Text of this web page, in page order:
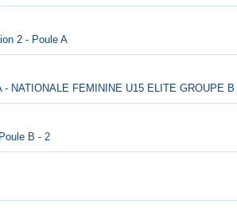
2 - Poule A
- NATIONALE FEMININE U15 ELITE GROUPE B
B - 2